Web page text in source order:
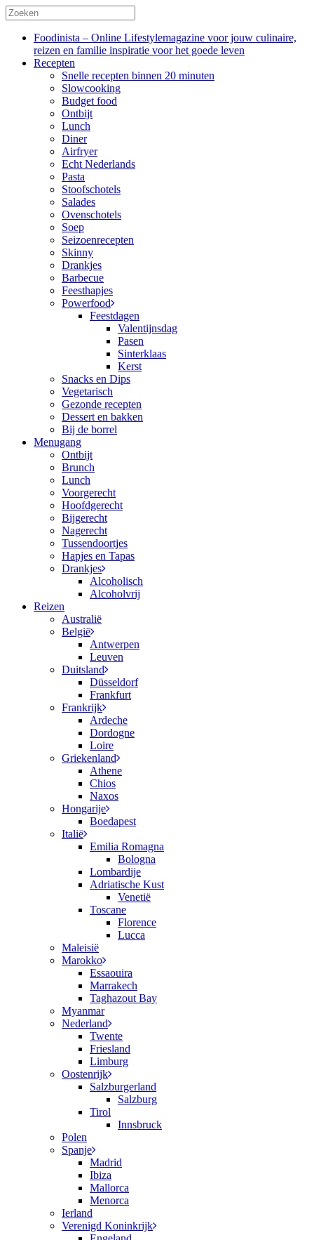
Foodinista – Online Lifestylemagazine voor jouw culinaire,
reizen en familie inspiratie voor het goede leven
Recepten
Snelle recepten binnen 20 minuten
Slowcooking
Budget food
Ontbijt
Lunch
Diner
Airfryer
Echt Nederlands
Pasta
Stoofschotels
Salades
Ovenschotels
Soep
Seizoenrecepten
Skinny
Drankjes
Barbecue
Feesthapjes
Powerfood
Feestdagen
Valentijnsdag
Pasen
Sinterklaas
Kerst
Snacks en Dips
Vegetarisch
Gezonde recepten
Dessert en bakken
Bij de borrel
Menugang
Ontbijt
Brunch
Lunch
Voorgerecht
Hoofdgerecht
Bijgerecht
Nagerecht
Tussendoortjes
Hapjes en Tapas
Drankjes
Alcoholisch
Alcoholvrij
Reizen
Australië
België
Antwerpen
Leuven
Duitsland
Düsseldorf
Frankfurt
Frankrijk
Ardeche
Dordogne
Loire
Griekenland
Athene
Chios
Naxos
Hongarije
Boedapest
Italië
Emilia Romagna
Bologna
Lombardije
Adriatische Kust
Venetië
Toscane
Florence
Lucca
Maleisië
Marokko
Essaouira
Marrakech
Taghazout Bay
Myanmar
Nederland
Twente
Friesland
Limburg
Oostenrijk
Salzburgerland
Salzburg
Tirol
Innsbruck
Polen
Spanje
Madrid
Ibiza
Mallorca
Menorca
Ierland
Verenigd Koninkrijk